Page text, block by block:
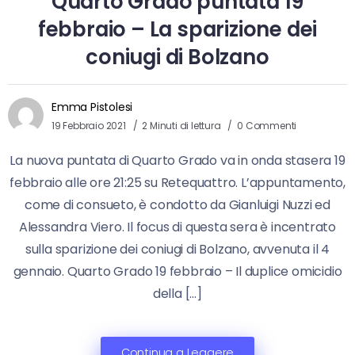
febbraio – La sparizione dei
coniugi di Bolzano
Emma Pistolesi
19 Febbraio 2021 2 Minuti di lettura 0 Commenti
La nuova puntata di Quarto Grado va in onda stasera 19
febbraio alle ore 21:25 su Retequattro. L’appuntamento,
come di consueto, è condotto da Gianluigi Nuzzi ed
Alessandra Viero. Il focus di questa sera è incentrato
sulla sparizione dei coniugi di Bolzano, avvenuta il 4
gennaio. Quarto Grado 19 febbraio – Il duplice omicidio
della […]